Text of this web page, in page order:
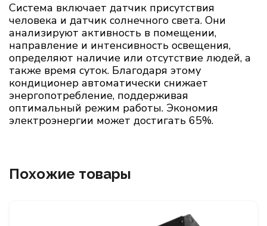
Система включает датчик присутствия
человека и датчик солнечного света. Они
анализируют активность в помещении,
направление и интенсивность освещения,
определяют наличие или отсутствие людей, а
также время суток. Благодаря этому
кондиционер автоматически снижает
энергопотребление, поддерживая
оптимальный режим работы. Экономия
электроэнергии может достигать 65%.
Похожие товары